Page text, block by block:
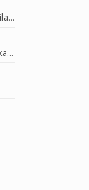
Helikon & Direct Action koko valikoima tilattavissa
Google Pay – uusi maksutapa Android-käyttäjille